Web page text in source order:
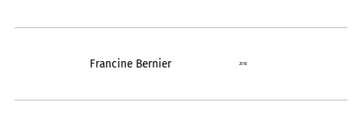
Francine Bernier 2018